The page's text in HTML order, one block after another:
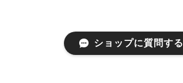
ショップに質問する